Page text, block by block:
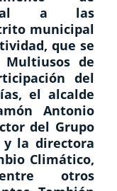
a las
municipal
que se
de
del
el alcalde
Antonio
del Grupo
y la directora
Climático,
otros